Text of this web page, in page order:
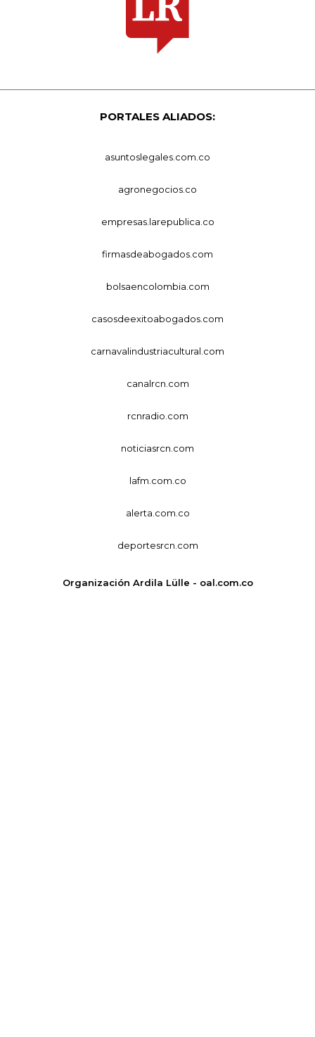
PORTALES ALIADOS:
asuntoslegales.com.co
agronegocios.co
empresas.larepublica.co
firmasdeabogados.com
bolsaencolombia.com
casosdeexitoabogados.com
carnavalindustriacultural.com
canalrcn.com
rcnradio.com
noticiasrcn.com
lafm.com.co
alerta.com.co
deportesrcn.com
Organización Ardila Lülle - oal.com.co